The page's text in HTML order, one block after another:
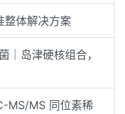
体解决方案
岛津硬核组合，
MS/MS 同位素稀